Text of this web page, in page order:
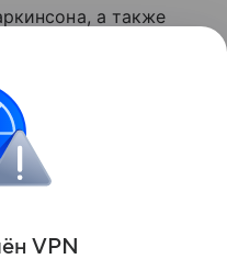
а также
подтверждает то,
для изучения
терапий от этих
Поделиться
ён VPN